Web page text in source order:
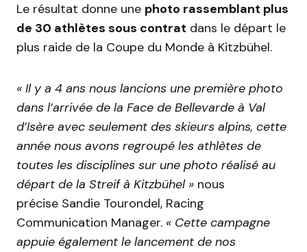
Le résultat donne une photo rassemblant plus
de 30 athlètes sous contrat dans le départ le
plus raide de la Coupe du Monde à Kitzbühel.
« Il y a 4 ans nous lancions une première photo
dans l’arrivée de la Face de Bellevarde à Val
d’Isère avec seulement des skieurs alpins, cette
année nous avons regroupé les athlètes de
toutes les disciplines sur une photo réalisé au
départ de la Streif à Kitzbühel » nous
précise Sandie Tourondel, Racing
Communication Manager. « Cette campagne
appuie également le lancement de nos